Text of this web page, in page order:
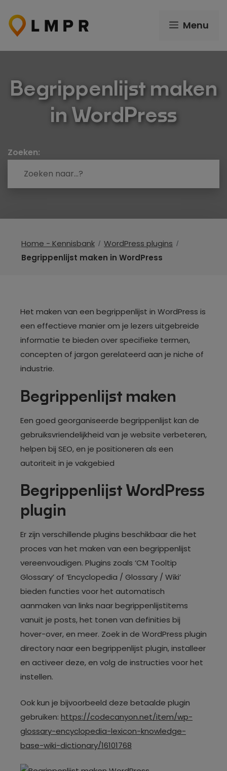
naar
inhoud
Menu
Begrippenlijst maken
in WordPress
Zoeken:
Home - Kennisbank
WordPress plugins
Begrippenlijst maken in WordPress
Het maken van een begrippenlijst in WordPress is
een effectieve manier om je lezers uitgebreide
informatie te bieden over specifieke termen,
concepten of jargon gerelateerd aan je niche of
industrie.
Begrippenlijst maken
Een goed georganiseerde begrippenlijst kan de
gebruiksvriendelijkheid van je website verbeteren,
helpen bij SEO, en je positioneren als een
autoriteit in je vakgebied
Begrippenlijst WordPress
plugin
Er zijn verschillende plugins beschikbaar die het
proces van het maken van een begrippenlijst
vereenvoudigen. Plugins zoals ‘CM Tooltip
Glossary’ of ‘Encyclopedia / Glossary / Wiki’
bieden functies voor het automatisch
aanmaken van links naar begrippenlijstitems
vanuit je posts, het tonen van definities bij
hover-over, en meer. Zoek in de WordPress plugin
directory naar een begrippenlijst plugin, installeer
en activeer deze, en volg de instructies voor het
instellen.
Ook kun je bijvoorbeeld deze betaalde plugin
gebruiken: https://codecanyon.net/item/wp-
glossary-encyclopedia-lexicon-knowledge-
base-wiki-dictionary/16101768